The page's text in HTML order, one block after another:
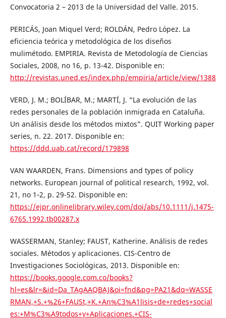
Convocatoria 2 – 2013 de la Universidad del Valle. 2015.
PERICÁS, Joan Miquel Verd; ROLDÁN, Pedro López. La
eficiencia teórica y metodológica de los diseños
mulimétodo. EMPIRIA. Revista de Metodología de Ciencias
Sociales, 2008, no 16, p. 13-42. Disponible en:
http://revistas.uned.es/index.php/empiria/article/view/1388
VERD, J. M.; BOLÍBAR, M.; MARTÍ, J. “La evolución de las
redes personales de la población inmigrada en Cataluña.
Un análisis desde los métodos mixtos”. QUIT Working paper
series, n. 22. 2017. Disponible en:
https://ddd.uab.cat/record/179898
VAN WAARDEN, Frans. Dimensions and types of policy
networks. European journal of political research, 1992, vol.
21, no 1‐2, p. 29-52. Disponible en:
https://ejpr.onlinelibrary.wiley.com/doi/abs/10.1111/j.1475-
6765.1992.tb00287.x
WASSERMAN, Stanley; FAUST, Katherine. Análisis de redes
sociales. Métodos y aplicaciones. CIS-Centro de
Investigaciones Sociológicas, 2013. Disponible en:
https://books.google.com.co/books?
hl=es&lr=&id=Da_TAgAAQBAJ&oi=fnd&pg=PA21&dq=WASSE
RMAN,+S.+%26+FAUSt,+K.+An%C3%A1lisis+de+redes+social
es:+M%C3%A9todos+y+Aplicaciones.+CIS-